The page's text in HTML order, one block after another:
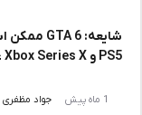
PS5 و Xbox Series X عرضه شود
1 ماه پیش جواد مظفری